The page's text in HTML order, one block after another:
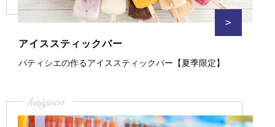
>
アイススティックバー
パティシエの作るアイススティックバー【夏季限定】
kajyuen